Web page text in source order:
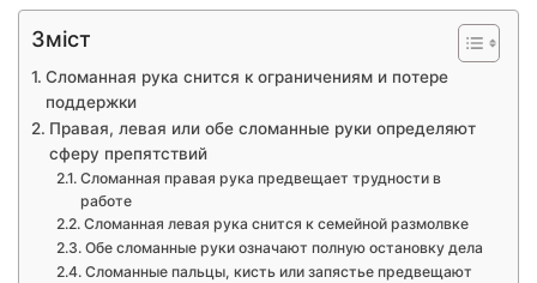
Зміст
Сломанная рука снится к ограничениям и потере
поддержки
Правая, левая или обе сломанные руки определяют
сферу препятствий
Сломанная правая рука предвещает трудности в
работе
Сломанная левая рука снится к семейной размолвке
Обе сломанные руки означают полную остановку дела
Сломанные пальцы, кисть или запястье предвещают